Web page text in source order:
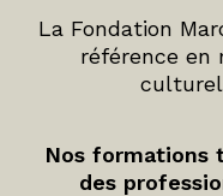
La Fondation
référence en
Nos formations
des